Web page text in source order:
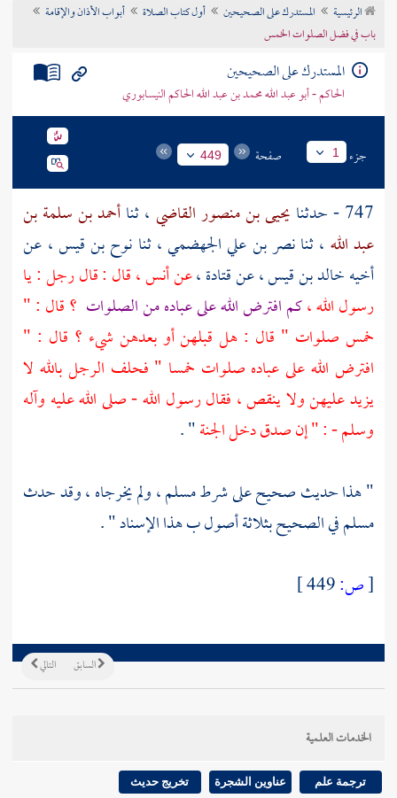
تراجم الأعلام
الرئيسية المستدرك على الصحيحين أول كتاب الصلاة
أبواب الأذان والإقامة
باب في فضل الصلوات الخمس
المستدرك على الصحيحين
الحاكم - أبو عبد الله محمد بن عبد الله الحاكم النيسابوري
جزء 1 صفحة 449
747 - حدثنا يحيى بن منصور القاضي ، ثناأحمد بن سلمة بن
عبد الله ، ثنانصر بن علي الجهضمي، ثنا نوح بن قيس، عن
أخيهخالد بن قيس، عنقتادة،عنأنس، قال : قال رجل : يا
رسول الله ،كم افترض الله على عباده من الصلوات ؟ قال : "
خمس صلوات " قال : هل قبلهن أو بعدهن شيء ؟ قال : "
افترض الله على عباده صلوات خمسا " فحلف الرجل بالله لا
يزيد عليهن ولا ينقص ، فقال رسول الله - صلى الله عليه وآله
وسلم - : " إن صدق دخل الجنة" .
" هذا حديث صحيح على شرطمسلم، ولم يخرجاه ، وقد حدث
مسلمفي الصحيح بثلاثة أصول ب هذا الإسناد " .
[ص:
التالي السابق
الخدمات العلمية
ترجمة علم عناوين الشجرة تخريج حديث